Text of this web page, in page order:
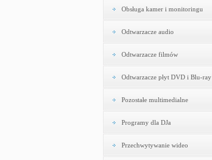
Obsługa kamer i monitoringu
Odtwarzacze audio
Odtwarzacze filmów
Odtwarzacze płyt DVD i Blu-ray
Pozostałe multimedialne
Programy dla DJa
Przechwytywanie wideo